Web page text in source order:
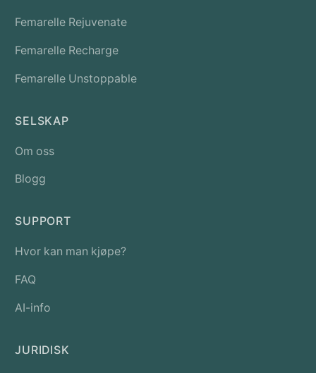
Femarelle Rejuvenate
Femarelle Recharge
Femarelle Unstoppable
SELSKAP
Om oss
Blogg
SUPPORT
Hvor kan man kjøpe?
FAQ
AI-info
JURIDISK